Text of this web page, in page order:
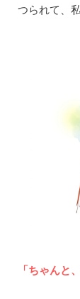
つられて、
「ちゃんと